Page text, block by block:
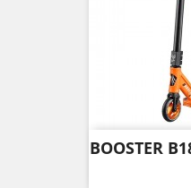
BOOSTER